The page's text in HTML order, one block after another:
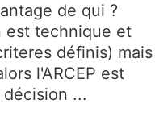
de qui ?
est technique et
définis) mais
l'ARCEP est
...